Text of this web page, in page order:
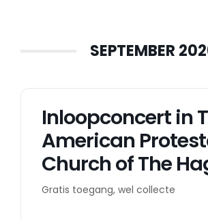
SEPTEMBER
Inloopconcert in
American
Church of The
Gratis toegang, wel collecte